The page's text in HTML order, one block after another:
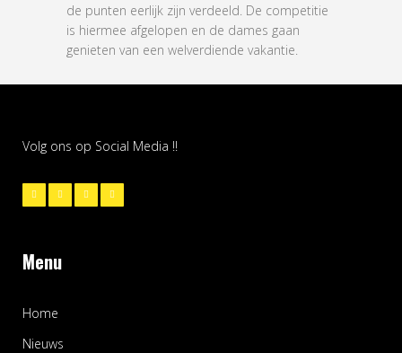
de punten eerlijk zijn verdeeld. De competitie
is hiermee afgelopen en de dames gaan
genieten van een welverdiende vakantie.
Volg ons op Social Media !!
Menu
Home
Nieuws